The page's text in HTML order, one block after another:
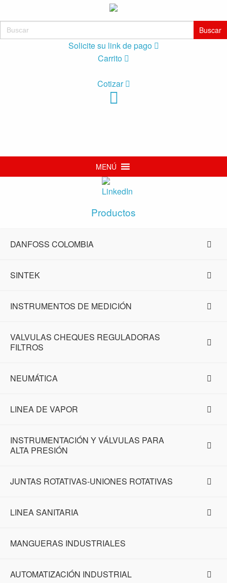
Buscar:
Solicite su link de pago
Carrito
Cotizar
MENÚ
Productos
DANFOSS COLOMBIA
SINTEK
INSTRUMENTOS DE MEDICIÓN
VALVULAS CHEQUES REGULADORAS
FILTROS
NEUMÁTICA
LINEA DE VAPOR
INSTRUMENTACIÓN Y VÁLVULAS PARA
ALTA PRESIÓN
JUNTAS ROTATIVAS-UNIONES ROTATIVAS
LINEA SANITARIA
MANGUERAS INDUSTRIALES
AUTOMATIZACIÓN INDUSTRIAL